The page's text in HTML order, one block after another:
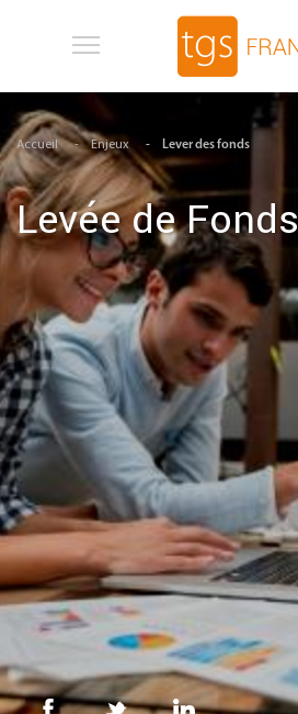
Aller au contenu principal
FR
Accueil Enjeux Lever des fonds
Levée de Fonds